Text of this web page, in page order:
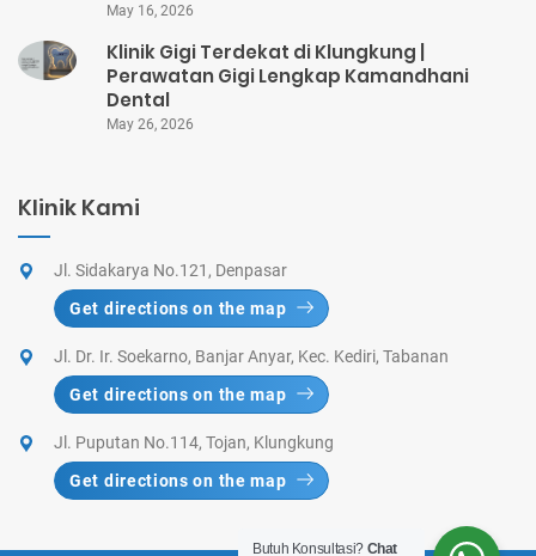
May 16, 2026
Klinik Gigi Terdekat di Klungkung |
Perawatan Gigi Lengkap Kamandhani
Dental
May 26, 2026
Klinik Kami
Jl. Sidakarya No.121, Denpasar
Get directions on the map
Jl. Dr. Ir. Soekarno, Banjar Anyar, Kec. Kediri, Tabanan
Get directions on the map
Jl. Puputan No.114, Tojan, Klungkung
Get directions on the map
Butuh Konsultasi? Chat